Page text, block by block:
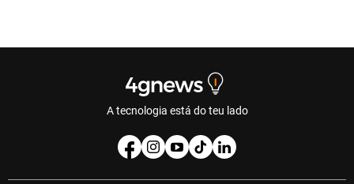
A tecnologia está do teu lado